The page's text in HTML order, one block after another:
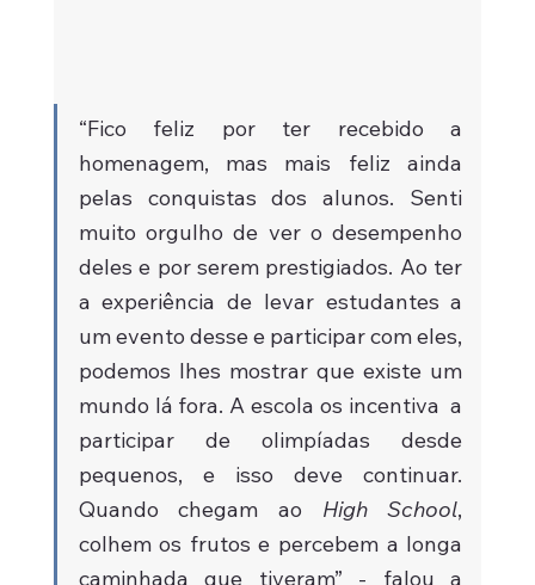
“Fico feliz por ter recebido a
homenagem, mas mais feliz ainda
pelas conquistas dos alunos. Senti
muito orgulho de ver o desempenho
deles e por serem prestigiados. Ao ter
a experiência de levar estudantes a
um evento desse e participar com eles,
podemos lhes mostrar que existe um
mundo lá fora. A escola os incentiva  a
participar de olimpíadas desde
pequenos, e isso deve continuar.
Quando chegam ao High School,
colhem os frutos e percebem a longa
caminhada que tiveram” - falou a